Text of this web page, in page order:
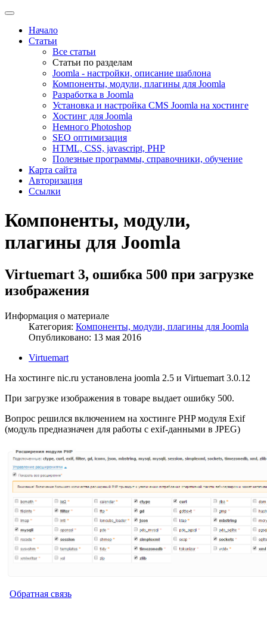
Начало
Статьи
Все статьи
Статьи по разделам
Joomla - настройки, описание шаблона
Компоненты, модули, плагины для Joomla
Разработка в Joomla
Установка и настройка CMS Joomla на хостинге
Хостинг для Joomla
Немного Photoshop
SEO оптимизация
HTML, CSS, javascript, PHP
Полезные программы, справочники, обучение
Карта сайта
Авторизация
Ссылки
Компоненты, модули,
плагины для Joomla
Virtuemart 3, ошибка 500 при загрузке
изображения
Информация о материале
Категория: Компоненты, модули, плагины для Joomla
Опубликовано: 13 мая 2016
Virtuemart
На хостинге nic.ru установлена joomla 2.5 и Virtuemart 3.0.12
При загрузке изображения в товаре выдает ошибку 500.
Вопрос решился включением на хостинге PHP модуля Exif
(модуль предназначен для работы с exif-данными в JPEG)
Обратная связь